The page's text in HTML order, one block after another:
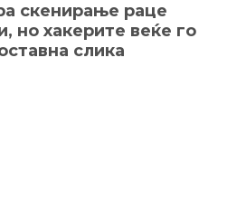
скенирање раце
но хакерите веќе го
слика